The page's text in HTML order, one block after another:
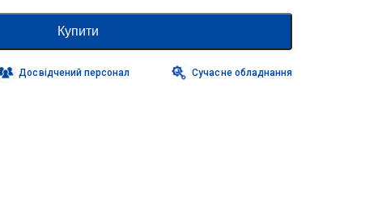
Купити
Досвідчений персонал Сучасне обладнання